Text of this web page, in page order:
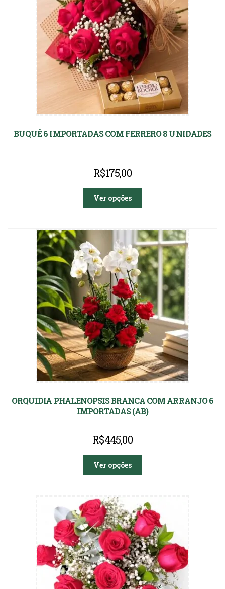
BUQUÊ 6 IMPORTADAS COM FERRERO 8 UNIDADES
R$175,00
Ver opções
ORQUIDIA PHALENOPSIS BRANCA COM ARRANJO 6
IMPORTADAS (AB)
R$445,00
Ver opções